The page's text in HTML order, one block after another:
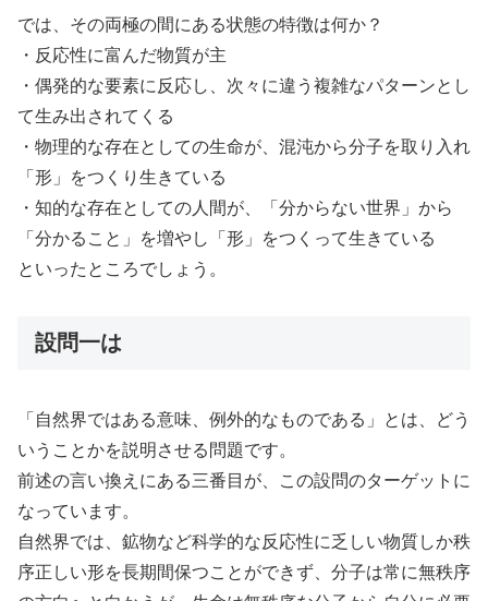
では、その両極の間にある状態の特徴は何か？
・反応性に富んだ物質が主
・偶発的な要素に反応し、次々に違う複雑なパターンとし
て生み出されてくる
・物理的な存在としての生命が、混沌から分子を取り入れ
「形」をつくり生きている
・知的な存在としての人間が、「分からない世界」から
「分かること」を増やし「形」をつくって生きている
といったところでしょう。
設問一は
「自然界ではある意味、例外的なものである」とは、どう
いうことかを説明させる問題です。
前述の言い換えにある三番目が、この設問のターゲットに
なっています。
自然界では、鉱物など科学的な反応性に乏しい物質しか秩
序正しい形を長期間保つことができず、分子は常に無秩序